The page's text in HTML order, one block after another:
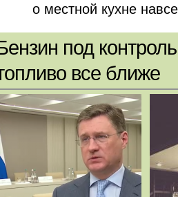
о местной кухне
под
все ближе